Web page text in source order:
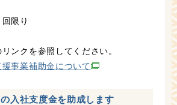
限り
ンクを参照してください。
事業補助金について
入社支度金を助成します